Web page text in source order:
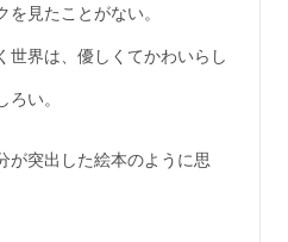
見たことがない。
世界は、優しくてかわいらし
い。
が突出した絵本のように思